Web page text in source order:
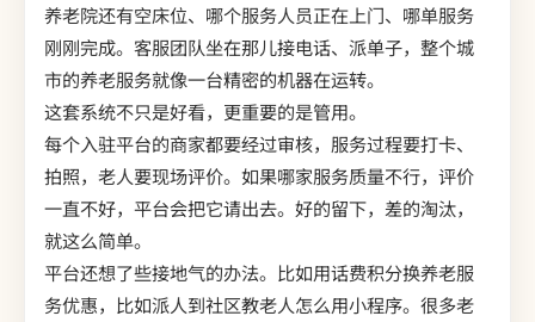
养老院还有空床位、哪个服务人员正在上门、哪单服务
刚刚完成。客服团队坐在那儿接电话、派单子，整个城
市的养老服务就像一台精密的机器在运转。
这套系统不只是好看，更重要的是管用。
每个入驻平台的商家都要经过审核，服务过程要打卡、
拍照，老人要现场评价。如果哪家服务质量不行，评价
一直不好，平台会把它请出去。好的留下，差的淘汰，
就这么简单。
平台还想了些接地气的办法。比如用话费积分换养老服
务优惠，比如派人到社区教老人怎么用小程序。很多老